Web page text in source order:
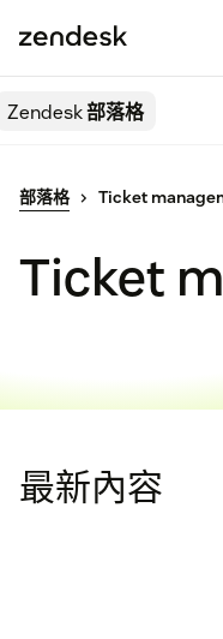
Zendesk部落格
部落格 Ticket
Ticket
最新內容